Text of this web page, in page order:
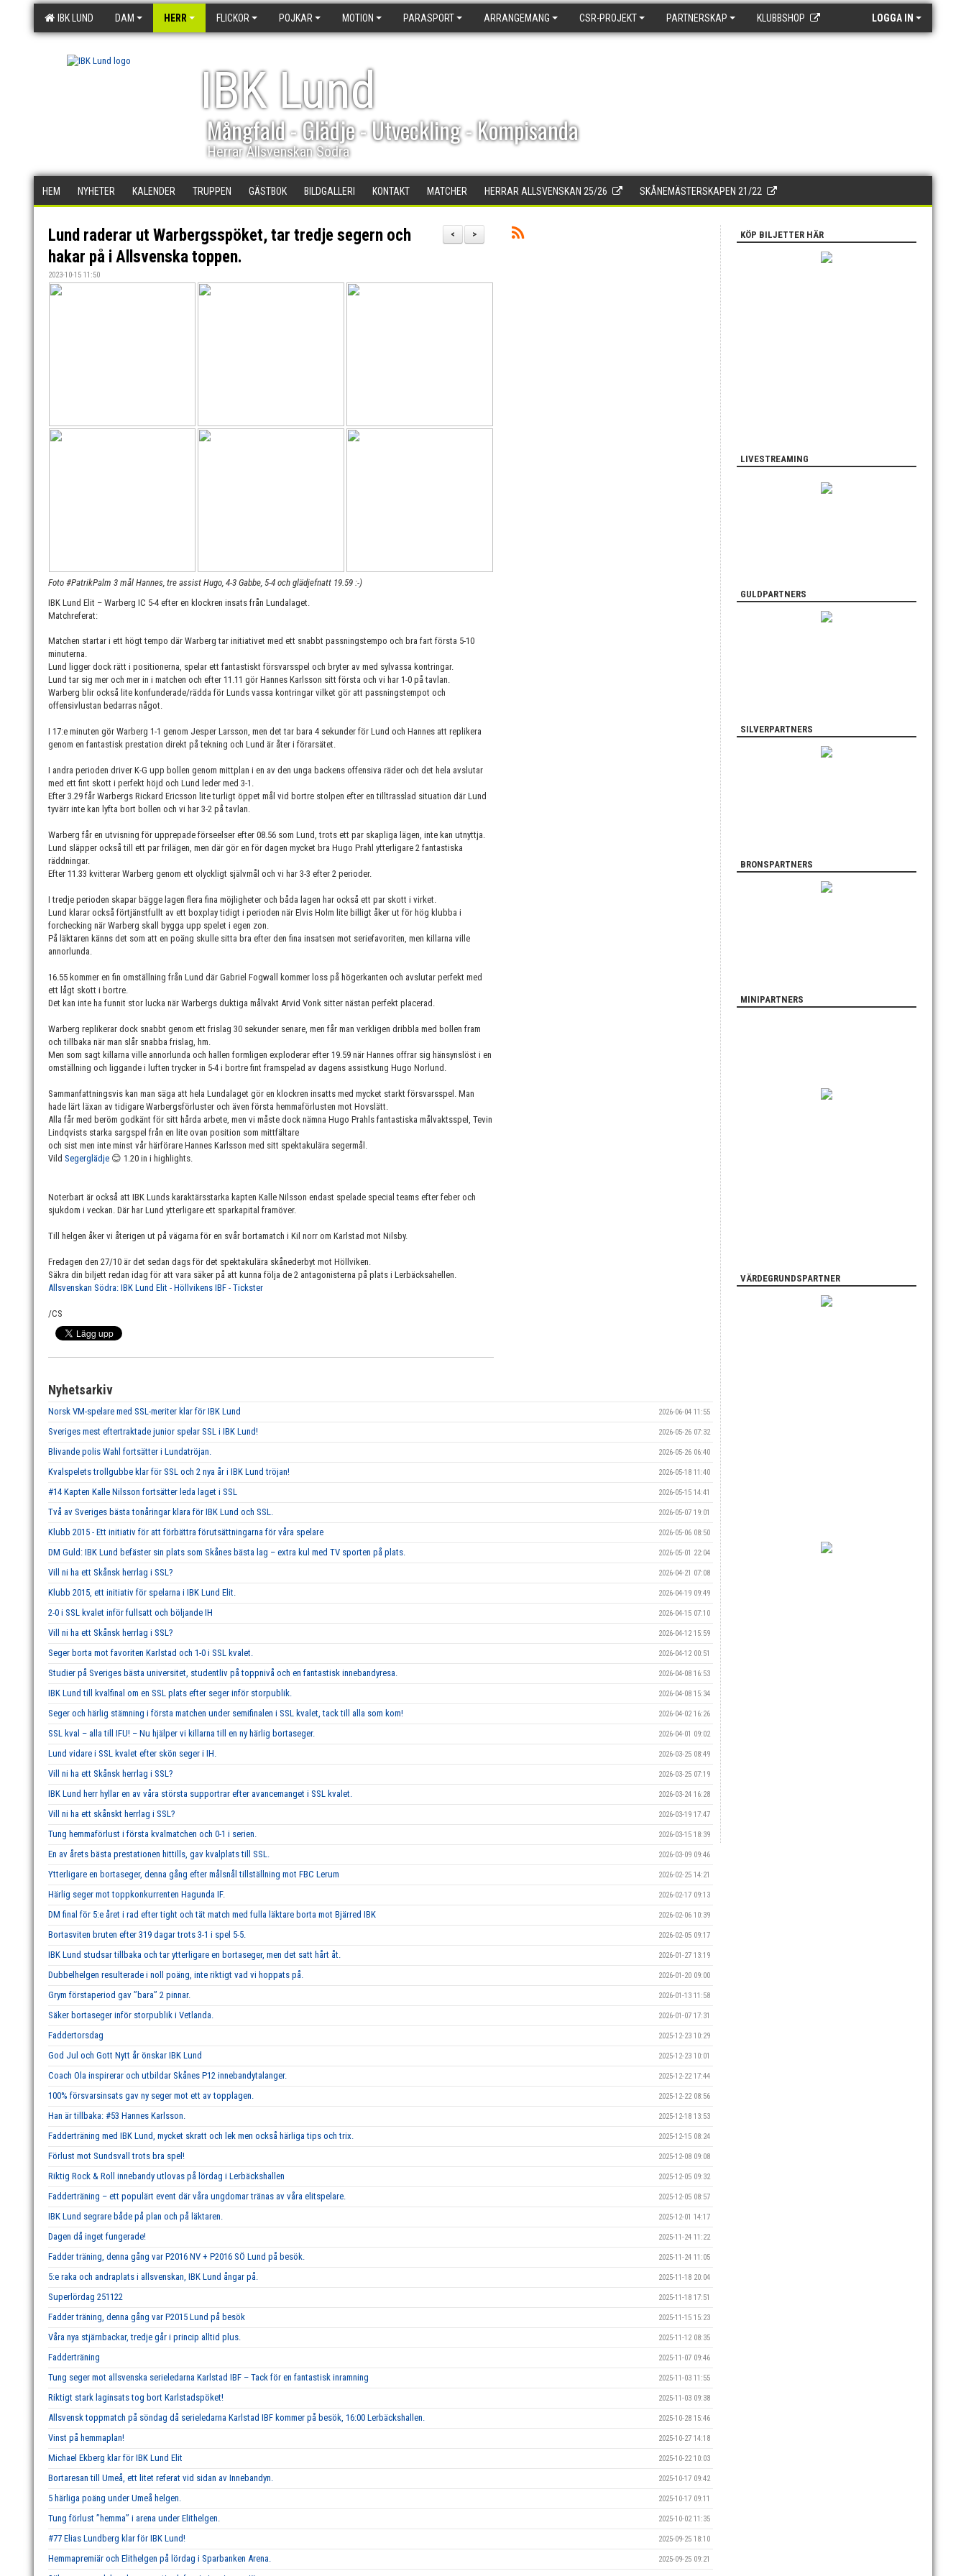
IBK LUND DAM HERR FLICKOR POJKAR MOTION PARASPORT ARRANGEMANG CSR-PROJEKT PARTNERSKAP KLUBBSHOP LOGGA IN
IBK Lund
Mångfald - Glädje - Utveckling - Kompisanda
Herrar Allsvenskan Södra
HEM NYHETER KALENDER TRUPPEN GÄSTBOK BILDGALLERI KONTAKT MATCHER HERRAR ALLSVENSKAN 25/26 SKÅNEMÄSTERSKAPEN 21/22
>
<
Lund raderar ut Warbergsspöket, tar tredje segern och
hakar på i Allsvenska toppen.
2023-10-15 11:50
Foto #PatrikPalm 3 mål Hannes, tre assist Hugo, 4-3 Gabbe, 5-4 och glädjefnatt 19.59 :-)
IBK Lund Elit – Warberg IC 5-4 efter en klockren insats från Lundalaget.
Matchreferat:
Matchen startar i ett högt tempo där Warberg tar initiativet med ett snabbt passningstempo och bra fart första 5-10
minuterna.
Lund ligger dock rätt i positionerna, spelar ett fantastiskt försvarsspel och bryter av med sylvassa kontringar.
Lund tar sig mer och mer in i matchen och efter 11.11 gör Hannes Karlsson sitt första och vi har 1-0 på tavlan.
Warberg blir också lite konfunderade/rädda för Lunds vassa kontringar vilket gör att passningstempot och
offensivlustan bedarras något.
I 17:e minuten gör Warberg 1-1 genom Jesper Larsson, men det tar bara 4 sekunder för Lund och Hannes att replikera
genom en fantastisk prestation direkt på tekning och Lund är åter i förarsätet.
I andra perioden driver K-G upp bollen genom mittplan i en av den unga backens offensiva räder och det hela avslutar
med ett fint skott i perfekt höjd och Lund leder med 3-1.
Efter 3.29 får Warbergs Rickard Ericsson lite turligt öppet mål vid bortre stolpen efter en tilltrasslad situation där Lund
tyvärr inte kan lyfta bort bollen och vi har 3-2 på tavlan.
Warberg får en utvisning för upprepade förseelser efter 08.56 som Lund, trots ett par skapliga lägen, inte kan utnyttja.
Lund släpper också till ett par frilägen, men där gör en för dagen mycket bra Hugo Prahl ytterligare 2 fantastiska
räddningar.
Efter 11.33 kvitterar Warberg genom ett olyckligt självmål och vi har 3-3 efter 2 perioder.
I tredje perioden skapar bägge lagen flera fina möjligheter och båda lagen har också ett par skott i virket.
Lund klarar också förtjänstfullt av ett boxplay tidigt i perioden när Elvis Holm lite billigt åker ut för hög klubba i
forchecking när Warberg skall bygga upp spelet i egen zon.
På läktaren känns det som att en poäng skulle sitta bra efter den fina insatsen mot seriefavoriten, men killarna ville
annorlunda.
16.55 kommer en fin omställning från Lund där Gabriel Fogwall kommer loss på högerkanten och avslutar perfekt med
ett lågt skott i bortre.
Det kan inte ha funnit stor lucka när Warbergs duktiga målvakt Arvid Vonk sitter nästan perfekt placerad.
Warberg replikerar dock snabbt genom ett frislag 30 sekunder senare, men får man verkligen dribbla med bollen fram
och tillbaka när man slår snabba frislag, hm.
Men som sagt killarna ville annorlunda och hallen formligen exploderar efter 19.59 när Hannes offrar sig hänsynslöst i en
omställning och liggande i luften trycker in 5-4 i bortre fint framspelad av dagens assistkung Hugo Norlund.
Sammanfattningsvis kan man säga att hela Lundalaget gör en klockren insatts med mycket starkt försvarsspel. Man
hade lärt läxan av tidigare Warbergsförluster och även första hemmaförlusten mot Hovslätt.
Alla får med beröm godkänt för sitt hårda arbete, men vi måste dock nämna Hugo Prahls fantastiska målvaktsspel, Tevin
Lindqvists starka sargspel från en lite ovan position som mittfältare
och sist men inte minst vår härförare Hannes Karlsson med sitt spektakulära segermål.
Vild Segerglädje 😊 1.20 in i highlights.
Noterbart är också att IBK Lunds karaktärsstarka kapten Kalle Nilsson endast spelade special teams efter feber och
sjukdom i veckan. Där har Lund ytterligare ett sparkapital framöver.
Till helgen åker vi återigen ut på vägarna för en svår bortamatch i Kil norr om Karlstad mot Nilsby.
Fredagen den 27/10 är det sedan dags för det spektakulära skånederbyt mot Höllviken.
Säkra din biljett redan idag för att vara säker på att kunna följa de 2 antagonisterna på plats i Lerbäcksahellen.
Allsvenskan Södra: IBK Lund Elit - Höllvikens IBF - Tickster
/CS
Nyhetsarkiv
Norsk VM-spelare med SSL-meriter klar för IBK Lund 2026-06-04 11:55
Sveriges mest eftertraktade junior spelar SSL i IBK Lund! 2026-05-26 07:32
Blivande polis Wahl fortsätter i Lundatröjan. 2026-05-26 06:40
Kvalspelets trollgubbe klar för SSL och 2 nya år i IBK Lund tröjan! 2026-05-18 11:40
#14 Kapten Kalle Nilsson fortsätter leda laget i SSL 2026-05-15 14:41
Två av Sveriges bästa tonåringar klara för IBK Lund och SSL. 2026-05-07 19:01
Klubb 2015 - Ett initiativ för att förbättra förutsättningarna för våra spelare 2026-05-06 08:50
DM Guld: IBK Lund befäster sin plats som Skånes bästa lag – extra kul med TV sporten på plats. 2026-05-01 22:04
Vill ni ha ett Skånsk herrlag i SSL? 2026-04-21 07:08
Klubb 2015, ett initiativ för spelarna i IBK Lund Elit. 2026-04-19 09:49
2-0 i SSL kvalet inför fullsatt och böljande IH 2026-04-15 07:10
Vill ni ha ett Skånsk herrlag i SSL? 2026-04-12 15:59
Seger borta mot favoriten Karlstad och 1-0 i SSL kvalet. 2026-04-12 00:51
Studier på Sveriges bästa universitet, studentliv på toppnivå och en fantastisk innebandyresa. 2026-04-08 16:53
IBK Lund till kvalfinal om en SSL plats efter seger inför storpublik. 2026-04-08 15:34
Seger och härlig stämning i första matchen under semifinalen i SSL kvalet, tack till alla som kom! 2026-04-02 16:26
SSL kval – alla till IFU! – Nu hjälper vi killarna till en ny härlig bortaseger. 2026-04-01 09:02
Lund vidare i SSL kvalet efter skön seger i IH. 2026-03-25 08:49
Vill ni ha ett Skånsk herrlag i SSL? 2026-03-25 07:19
IBK Lund herr hyllar en av våra största supportrar efter avancemanget i SSL kvalet. 2026-03-24 16:28
Vill ni ha ett skånskt herrlag i SSL? 2026-03-19 17:47
Tung hemmaförlust i första kvalmatchen och 0-1 i serien. 2026-03-15 18:39
En av årets bästa prestationen hittills, gav kvalplats till SSL. 2026-03-09 09:46
Ytterligare en bortaseger, denna gång efter målsnål tillställning mot FBC Lerum 2026-02-25 14:21
Härlig seger mot toppkonkurrenten Hagunda IF. 2026-02-17 09:13
DM final för 5:e året i rad efter tight och tät match med fulla läktare borta mot Bjärred IBK 2026-02-06 10:39
Bortasviten bruten efter 319 dagar trots 3-1 i spel 5-5. 2026-02-05 09:17
IBK Lund studsar tillbaka och tar ytterligare en bortaseger, men det satt hårt åt. 2026-01-27 13:19
Dubbelhelgen resulterade i noll poäng, inte riktigt vad vi hoppats på. 2026-01-20 09:00
Grym förstaperiod gav ’’bara’’ 2 pinnar. 2026-01-13 11:58
Säker bortaseger inför storpublik i Vetlanda. 2026-01-07 17:31
Faddertorsdag 2025-12-23 10:29
God Jul och Gott Nytt år önskar IBK Lund 2025-12-23 10:01
Coach Ola inspirerar och utbildar Skånes P12 innebandytalanger. 2025-12-22 17:44
100% försvarsinsats gav ny seger mot ett av topplagen. 2025-12-22 08:56
Han är tillbaka: #53 Hannes Karlsson. 2025-12-18 13:53
Fadderträning med IBK Lund, mycket skratt och lek men också härliga tips och trix. 2025-12-15 08:24
Förlust mot Sundsvall trots bra spel! 2025-12-08 09:08
Riktig Rock & Roll innebandy utlovas på lördag i Lerbäckshallen 2025-12-05 09:32
Fadderträning – ett populärt event där våra ungdomar tränas av våra elitspelare. 2025-12-05 08:57
IBK Lund segrare både på plan och på läktaren. 2025-12-01 14:17
Dagen då inget fungerade! 2025-11-24 11:22
Fadder träning, denna gång var P2016 NV + P2016 SÖ Lund på besök. 2025-11-24 11:05
5:e raka och andraplats i allsvenskan, IBK Lund ångar på. 2025-11-18 20:04
Superlördag 251122 2025-11-18 17:51
Fadder träning, denna gång var P2015 Lund på besök 2025-11-15 15:23
Våra nya stjärnbackar, tredje går i princip alltid plus. 2025-11-12 08:35
Fadderträning 2025-11-07 09:46
Tung seger mot allsvenska serieledarna Karlstad IBF – Tack för en fantastisk inramning 2025-11-03 11:55
Riktigt stark laginsats tog bort Karlstadspöket! 2025-11-03 09:38
Allsvensk toppmatch på söndag då serieledarna Karlstad IBF kommer på besök, 16:00 Lerbäckshallen. 2025-10-28 15:46
Vinst på hemmaplan! 2025-10-27 14:18
Michael Ekberg klar för IBK Lund Elit 2025-10-22 10:03
Bortaresan till Umeå, ett litet referat vid sidan av Innebandyn. 2025-10-17 09:42
5 härliga poäng under Umeå helgen. 2025-10-17 09:11
Tung förlust ’’hemma’’ i arena under Elithelgen. 2025-10-02 11:35
#77 Elias Lundberg klar för IBK Lund! 2025-09-25 18:10
Hemmapremiär och Elithelgen på lördag i Sparbanken Arena. 2025-09-25 09:21
KÖP BILJETTER HÄR
LIVESTREAMING
GULDPARTNERS
SILVERPARTNERS
BRONSPARTNERS
MINIPARTNERS
VÄRDEGRUNDSPARTNER